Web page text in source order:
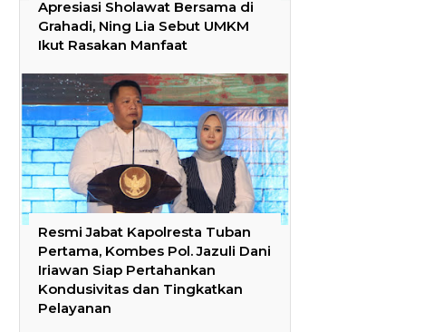
Apresiasi Sholawat Bersama di
Grahadi, Ning Lia Sebut UMKM
Ikut Rasakan Manfaat
Resmi Jabat Kapolresta Tuban
Pertama, Kombes Pol. Jazuli Dani
Iriawan Siap Pertahankan
Kondusivitas dan Tingkatkan
Pelayanan